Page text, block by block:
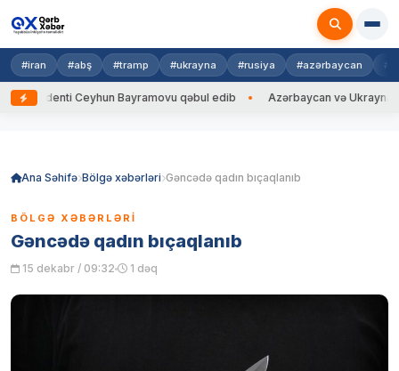
#iran #abş #tramp #ukrayna #rusiya #azərbaycan
Ceyhun Bayramovu qəbul edib Azərbaycan və Ukrayna XİN
Ana Səhifə Bölgə xəbərləri Gəncədə qadın bıçaqlanıb
BÖLGƏ XƏBƏRLƏRI
Gəncədə qadın bıçaqlanıb
15 dekabr / 09:32 1 dəq